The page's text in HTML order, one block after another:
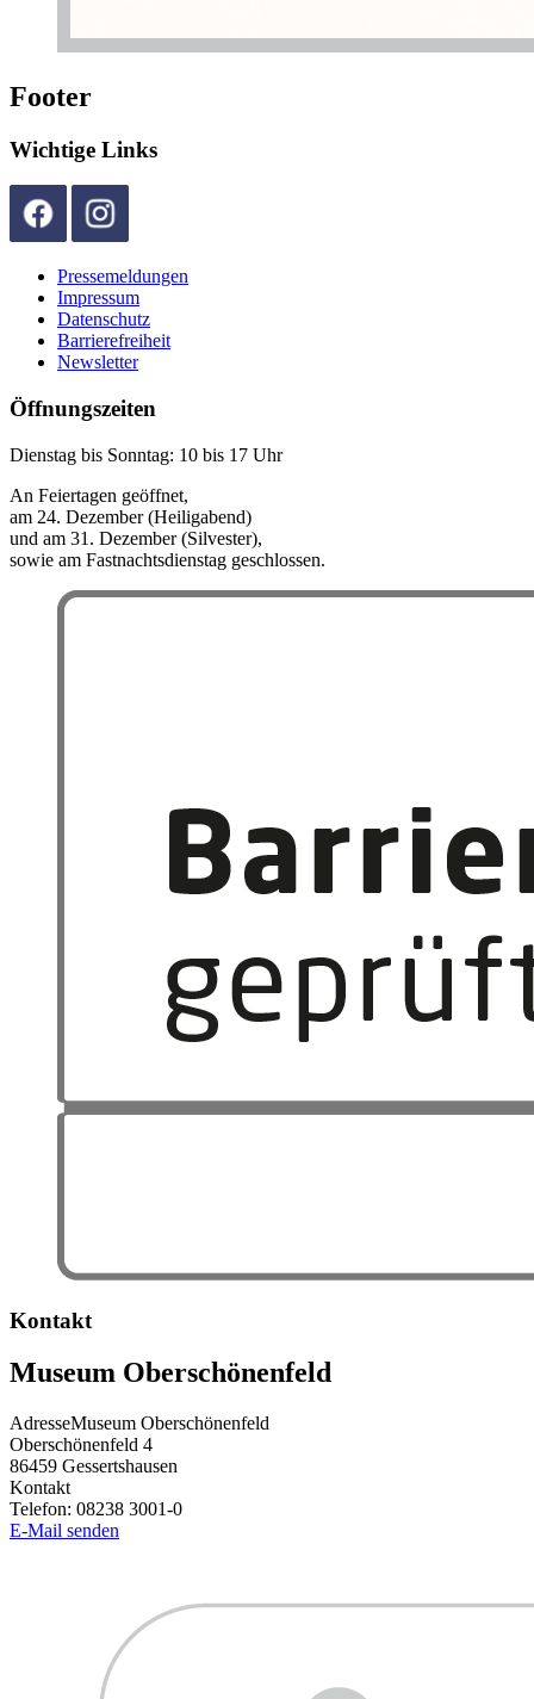
Footer
Wichtige Links
Pressemeldungen
Impressum
Datenschutz
Barrierefreiheit
Newsletter
Öffnungszeiten
Dienstag bis Sonntag: 10 bis 17 Uhr
An Feiertagen geöffnet,
am 24. Dezember (Heiligabend)
und am 31. Dezember (Silvester),
sowie am Fastnachtsdienstag geschlossen.
Kontakt
Museum Oberschönenfeld
AdresseMuseum Oberschönenfeld
Oberschönenfeld 4
86459 Gessertshausen
Kontakt
Telefon: 08238 3001-0
E-Mail senden